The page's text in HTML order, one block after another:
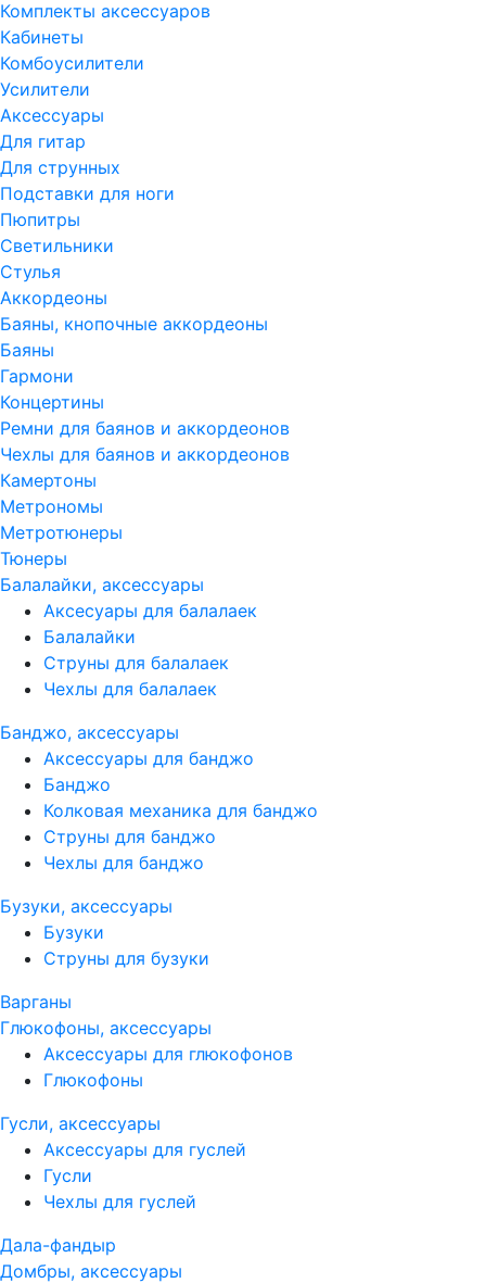
Комплекты аксессуаров
Кабинеты
Комбоусилители
Усилители
Аксессуары
Для гитар
Для струнных
Подставки для ноги
Пюпитры
Светильники
Стулья
Аккордеоны
Баяны, кнопочные аккордеоны
Баяны
Гармони
Концертины
Ремни для баянов и аккордеонов
Чехлы для баянов и аккордеонов
Камертоны
Метрономы
Метротюнеры
Тюнеры
Балалайки, аксессуары
Аксесуары для балалаек
Балалайки
Струны для балалаек
Чехлы для балалаек
Банджо, аксессуары
Аксессуары для банджо
Банджо
Колковая механика для банджо
Струны для банджо
Чехлы для банджо
Бузуки, аксессуары
Бузуки
Струны для бузуки
Варганы
Глюкофоны, аксессуары
Аксессуары для глюкофонов
Глюкофоны
Гусли, аксессуары
Аксессуары для гуслей
Гусли
Чехлы для гуслей
Дала-фандыр
Домбры, аксессуары